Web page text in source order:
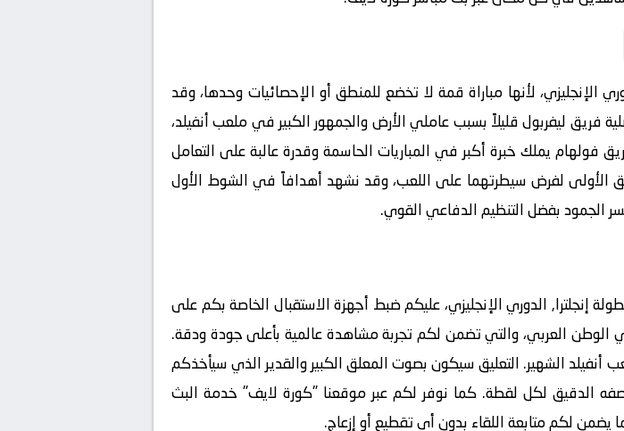
الإنجليزي، لأنها مباراة قمة لا تخضع للمنطق أو الإحصائيات وحدها، وقد
ليفربول قليلاً بسبب عاملي الأرض والجمهور الكبير في ملعب أنفيلد،
فولهام يملك خبرة أكبر في المباريات الحاسمة وقدرة عالبة على التعامل
الأولى لفرض سيطرتهما على اللعب، وقد نشهد أهدافاً في الشوط الأول
الجمود بفضل التنظيم الدفاعي القوي.
إنجلترا, الدوري الإنجليزي، عليكم ضبط أجهزة الاستقبال الخاصة بكم على
في الوطن العربي، والتي تضمن لكم تجربة مشاهدة عالمية بأعلى جودة ودقة.
أنفيلد الشهير. التعليق سيكون بصوت المعلق الكبير والقدير الذي سيأخذكم
الدقيق لكل لقطة. كما نوفر لكم عبر موقعنا "كورة لايف" خدمة البث
يضمن لكم متابعة اللقاء بدون أي تقطيع أو إزعاج.